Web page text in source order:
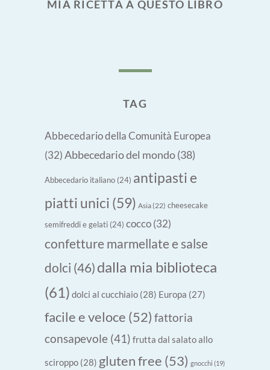
MIA RICETTA A QUESTO LIBRO
TAG
Abbecedario della Comunità Europea
(32) Abbecedario del mondo(38)
Abbecedario italiano (24) antipasti e
piatti unici (59) Asia(22) cheesecake
semifreddi e gelati (24) cocco (32)
confetture marmellate e salse
dolci (46) dalla mia biblioteca
(61) dolci al cucchiaio (28) Europa (27)
facile e veloce (52) fattoria
consapevole (41) frutta dal salato allo
sciroppo (28) gluten free (53) gnocchi (19)